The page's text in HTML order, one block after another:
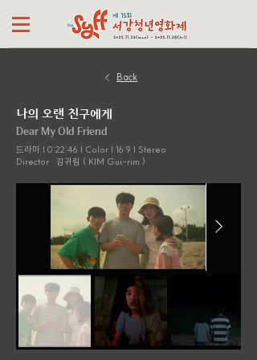
Back
나의 오랜 친구에게
Dear My Old Friend
드라마 | 0:22:46 | Color | 16:9 | Stereo
Director
김귀림 ( KIM Gui-rim )